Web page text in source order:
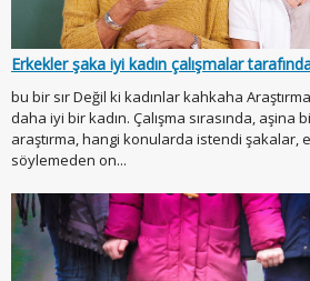
Erkekler şaka iyi kadın çalışmalar
bu bir sır Değil ki kadınlar kahkaha
daha iyi bir kadın. Çalışma sırasında, aşina
araştırma, hangi konularda istendi şakalar,
söylemeden on...